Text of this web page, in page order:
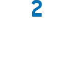
2